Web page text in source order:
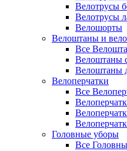
Велотрусы
Велотрусы
Велошорты
Велоштаны и
Все
Велоштаны
Велоштаны
Велоперчатки
Все
Головные уборы
Все